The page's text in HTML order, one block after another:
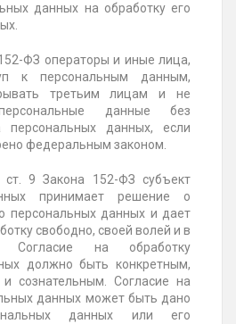
данных на обработку его
ФЗ операторы и иные лица,
к персональным данным,
третьим лицам и не
данные без
персональных данных, если
федеральным законом.
ст. 9 Закона 152-ФЗ субъект
принимает решение о
персональных данных и дает
свободно, своей волей и в
Согласие на обработку
должно быть конкретным,
сознательным. Согласие на
данных может быть дано
данных или его